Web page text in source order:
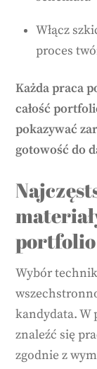
Włącz
proces
Każda praca
całość
pokazywać
gotowość do
portfolio
Wybór
kandydata.
znaleźć się
zgodnie z